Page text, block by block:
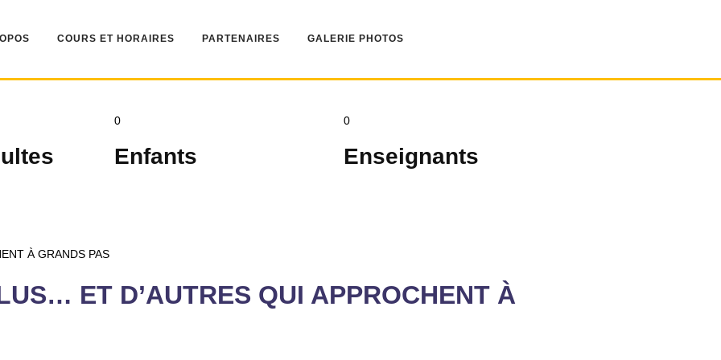
COURS ET HORAIRES PARTENAIRES GALERIE PHOTOS
0
Enfants
0
Enseignants
ET D’AUTRES QUI APPROCHENT À